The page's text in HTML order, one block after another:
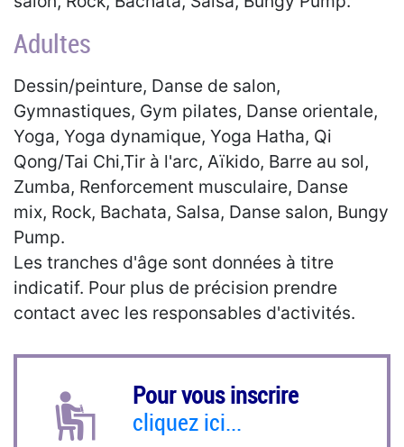
Adultes
Dessin/peinture, Danse de salon,
Gymnastiques, Gym pilates, Danse orientale,
Yoga, Yoga dynamique, Yoga Hatha, Qi
Qong/Tai Chi,Tir à l'arc, Aïkido, Barre au sol,
Zumba, Renforcement musculaire, Danse
mix, Rock, Bachata, Salsa, Danse salon, Bungy
Pump.
Les tranches d'âge sont données à titre
indicatif. Pour plus de précision prendre
contact avec les responsables d'activités.
Pour vous inscrire
cliquez ici...